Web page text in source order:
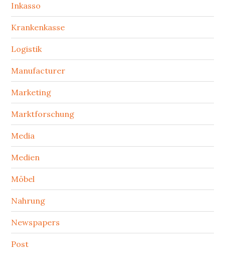
Inkasso
Krankenkasse
Logistik
Manufacturer
Marketing
Marktforschung
Media
Medien
Möbel
Nahrung
Newspapers
Post